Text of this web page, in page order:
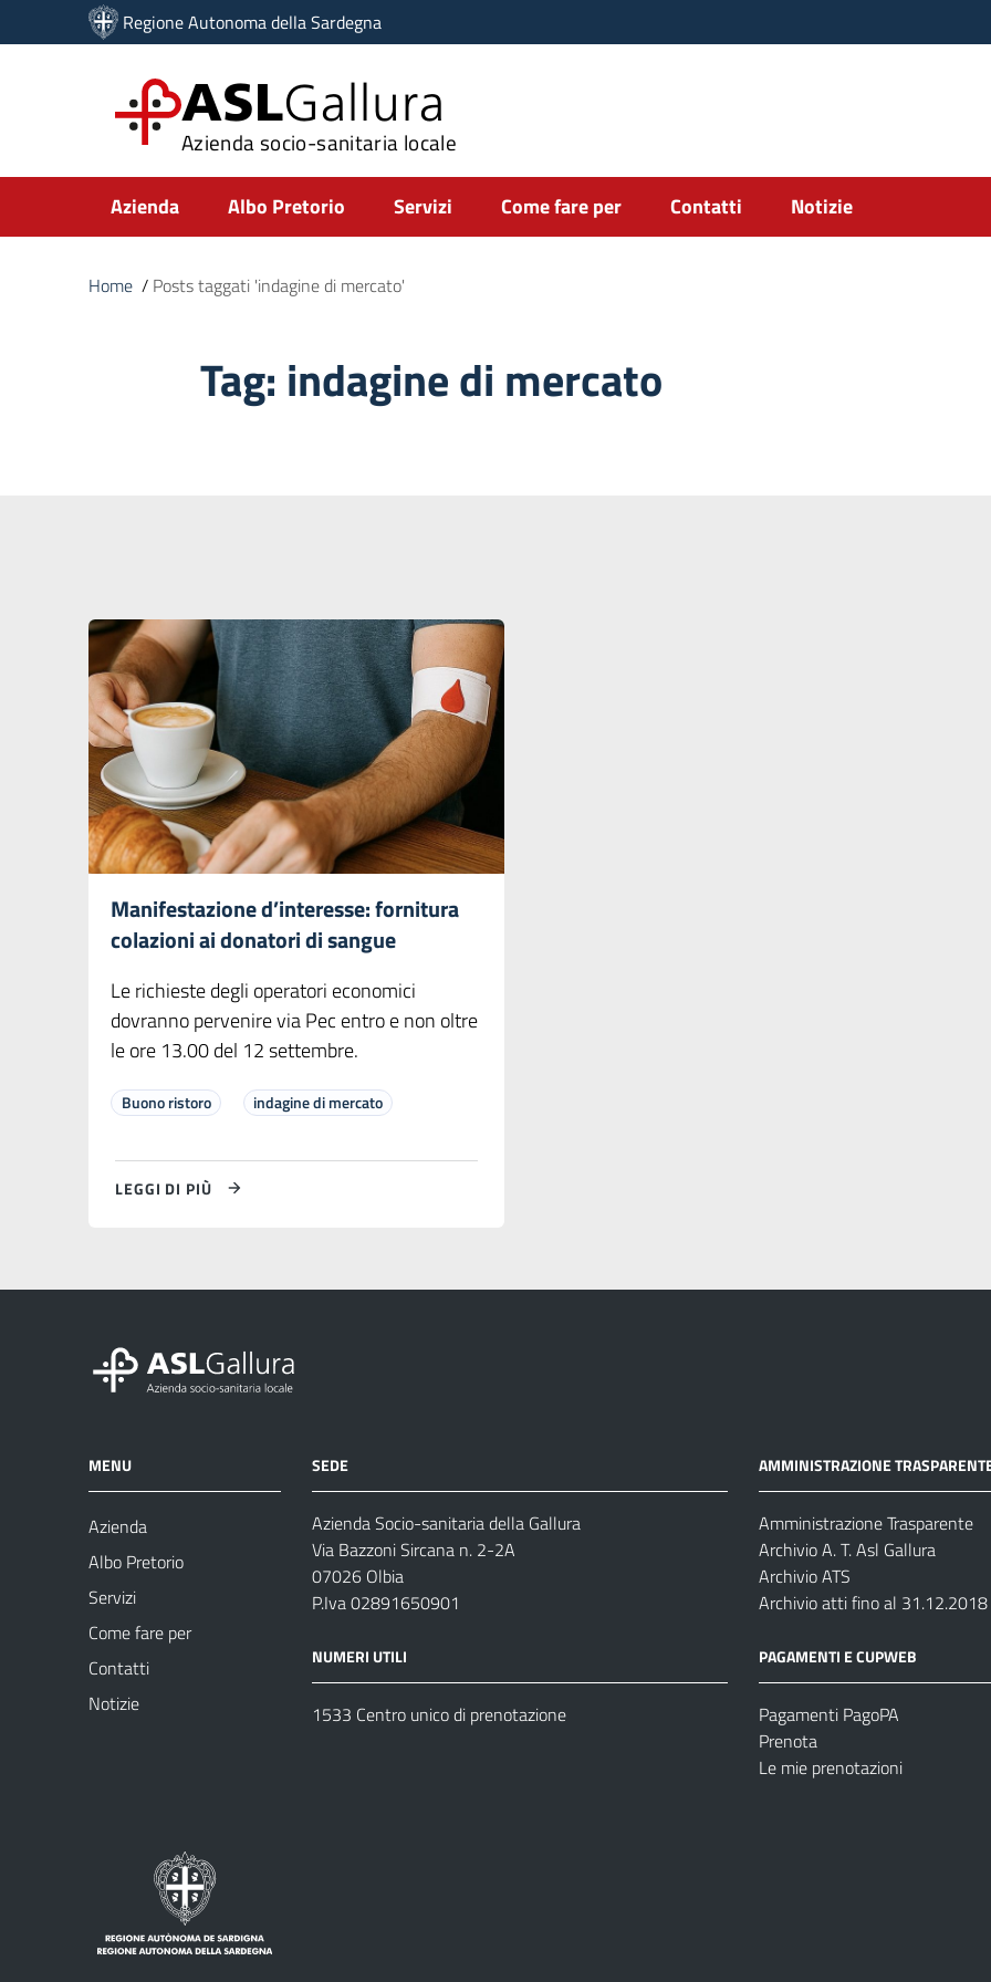
Vai ai contenuti
Vai al menu di navigazione
Regione Autonoma della Sardegna
ASLGallura
Azienda socio-sanitaria locale
Submenu
Azienda Albo Pretorio Servizi Come fare per Contatti Notizie
Home / Posts taggati 'indagine di mercato'
Tag: indagine di mercato
Manifestazione d’interesse: fornitura
colazioni ai donatori di sangue
Le richieste degli operatori economici
dovranno pervenire via Pec entro e non oltre
le ore 13.00 del 12 settembre.
Buono ristoro indagine di mercato
LEGGI DI PIÙ
MENU
Azienda
Albo Pretorio
Servizi
Come fare per
Contatti
Notizie
SEDE
Azienda Socio-sanitaria della Gallura
Via Bazzoni Sircana n. 2-2A
07026 Olbia
P.Iva 02891650901
NUMERI UTILI
1533 Centro unico di prenotazione
AMMINISTRAZIONE
Amministrazione Trasparente
Archivio A. T. Asl Gallura
Archivio ATS
Archivio atti fino al 31.12.2018
PAGAMENTI E CUPWEB
Pagamenti PagoPA
Prenota
Le mie prenotazioni